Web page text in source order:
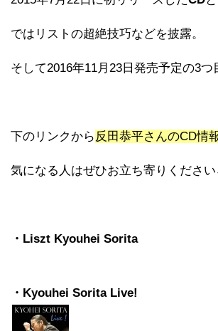
ではリストの超絶技巧などを披露。
そして2016年11月23日発売予定の3つ
下のリンクから 反田恭平さんのCD情
気になる人はぜひお立ち寄りください
・Liszt Kyouhei Sorita
・Kyouhei Sorita Live!